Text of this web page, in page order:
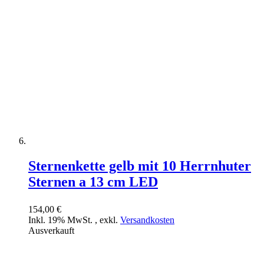
Sternenkette gelb mit 10 Herrnhuter
Sternen a 13 cm LED
154,00 €
Inkl. 19% MwSt. , exkl. Versandkosten
Ausverkauft